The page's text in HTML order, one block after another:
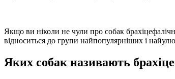
Якщо ви ніколи не чули про собак
відноситься до групи найпопулярніших і
Яких собак називають